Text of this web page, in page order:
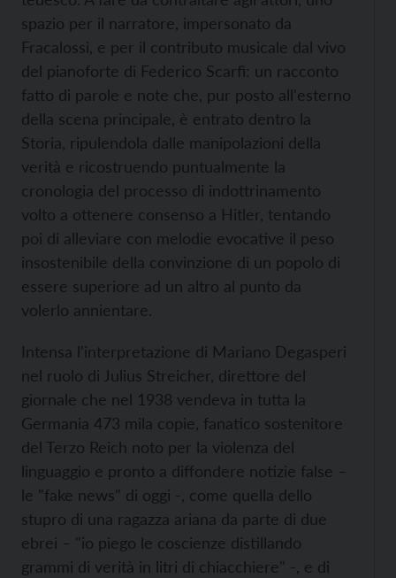
spazio per il narratore, impersonato da
Fracalossi, e per il contributo musicale dal vivo
del pianoforte di Federico Scarfì: un racconto
fatto di parole e note che, pur posto all'esterno
della scena principale, è entrato dentro la
Storia, ripulendola dalle manipolazioni della
verità e ricostruendo puntualmente la
cronologia del processo di indottrinamento
volto a ottenere consenso a Hitler, tentando
poi di alleviare con melodie evocative il peso
insostenibile della convinzione di un popolo di
essere superiore ad un altro al punto da
volerlo annientare.
Intensa l'interpretazione di Mariano Degasperi
nel ruolo di Julius Streicher, direttore del
giornale che nel 1938 vendeva in tutta la
Germania 473 mila copie, fanatico sostenitore
del Terzo Reich noto per la violenza del
linguaggio e pronto a diffondere notizie false –
le "fake news" di oggi -, come quella dello
stupro di una ragazza ariana da parte di due
ebrei – "io piego le coscienze distillando
grammi di verità in litri di chiacchiere" -, e di